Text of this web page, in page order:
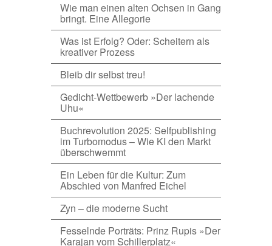
Wie man einen alten Ochsen in Gang
bringt. Eine Allegorie
Was ist Erfolg? Oder: Scheitern als
kreativer Prozess
Bleib dir selbst treu!
Gedicht-Wettbewerb »Der lachende
Uhu«
Buchrevolution 2025: Selfpublishing
im Turbomodus – Wie KI den Markt
überschwemmt
Ein Leben für die Kultur: Zum
Abschied von Manfred Eichel
Zyn – die moderne Sucht
Fesselnde Porträts: Prinz Rupis »Der
Karajan vom Schillerplatz«